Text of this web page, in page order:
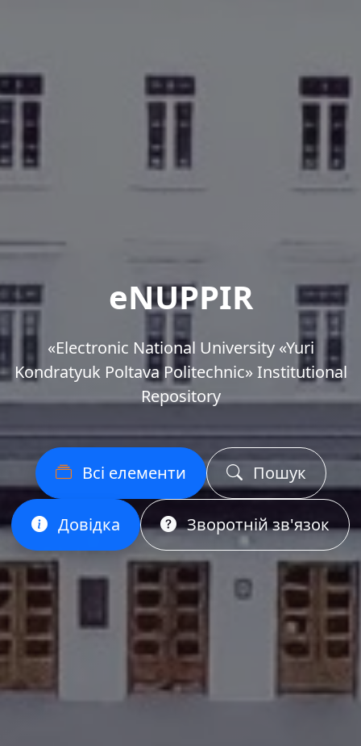
eNUPPIR
«Еlectronic National University «Yuri
Kondratyuk Poltava Politechnic» Institutional
Repository
Всі елементи Пошук
Довідка Зворотній зв'язок